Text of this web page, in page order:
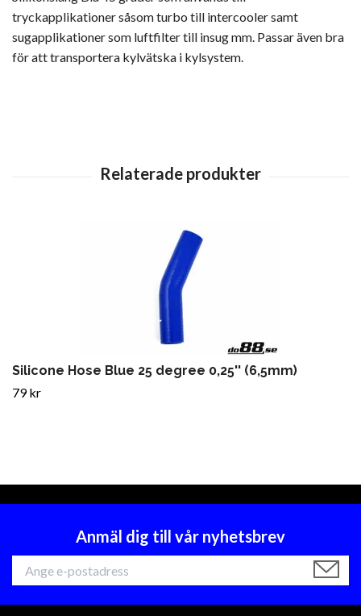
tryckapplikationer såsom turbo till intercooler samt
sugapplikationer som luftfilter till insug mm. Passar även bra
för att transportera kylvätska i kylsystem.
Silicone Hose Blue 25 degree 0,25'' (6,5mm)
79 kr
Anmäl dig till vår nyhetsbrev